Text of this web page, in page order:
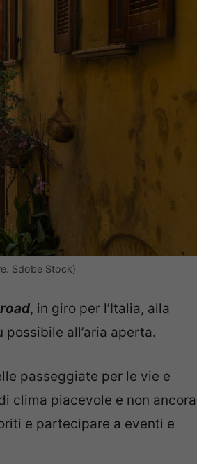
Sdobe Stock)
, in giro per l’Italia, alla
all’aria aperta.
passeggiate per le vie e
clima piacevole e non ancora
e partecipare a eventi e